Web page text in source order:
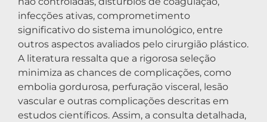
infecções ativas, comprometimento
significativo do sistema imunológico, entre
outros aspectos avaliados pelo cirurgião plástico.
A literatura ressalta que a rigorosa seleção
minimiza as chances de complicações, como
embolia gordurosa, perfuração visceral, lesão
vascular e outras complicações descritas em
estudos científicos. Assim, a consulta detalhada,